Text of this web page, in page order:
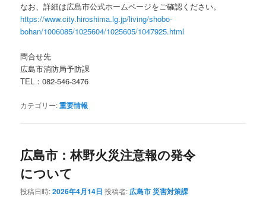
なお、詳細は広島市公式ホームページをご確認ください。
https://www.city.hiroshima.lg.jp/living/shobo-
bohan/1006085/1025604/1025605/1047925.html
問合せ先
広島市消防局予防課
TEL：082-546-3476
カテゴリー:重要情報
広島市：林野火災注意報の発令
について
投稿日時:2026年4月14日 投稿者: 広島市 災害対策課